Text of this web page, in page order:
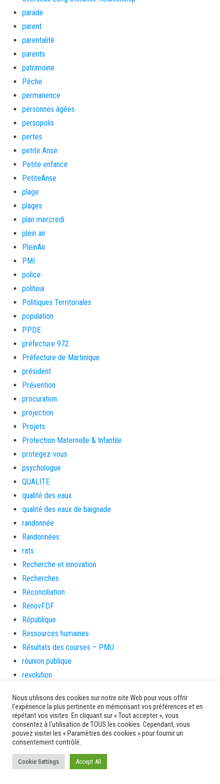
parade
parent
parentalité
parents
patrimoine
Pêche
permanence
personnes âgées
persopolis
pertes
petite Anse
Petite enfance
PetiteAnse
plage
plages
plan mercredi
plein air
PleinAir
PMI
police
politeia
Politiques Territoriales
population
PPDE
préfecture 972
Préfecture de Martinique
président
Prévention
procuration
projection
Projets
Protection Maternelle & Infantile
protegez-vous
psychologue
QUALITE
qualité des eaux
qualité des eaux de baignade
randonnée
Randonnées
rats
Recherche et innovation
Recherches
Réconciliation
RenovFDF
République
Ressources humaines
Résultats des courses – PMU
réunion publique
revolution
Rivière-Pilote
Rivière-Salée
rongeurs
rue case toto
Saint-Esprit
Saint-Pierre
Nous utilisons des cookies sur notre site Web pour vous offrir
l'expérience la plus pertinente en mémorisant vos préférences et en
répétant vos visites. En cliquant sur « Tout accepter », vous
consentez à l'utilisation de TOUS les cookies. Cependant, vous
pouvez visiter les « Paramètres des cookies » pour fournir un
consentement contrôlé.
Cookie Settings Accept All